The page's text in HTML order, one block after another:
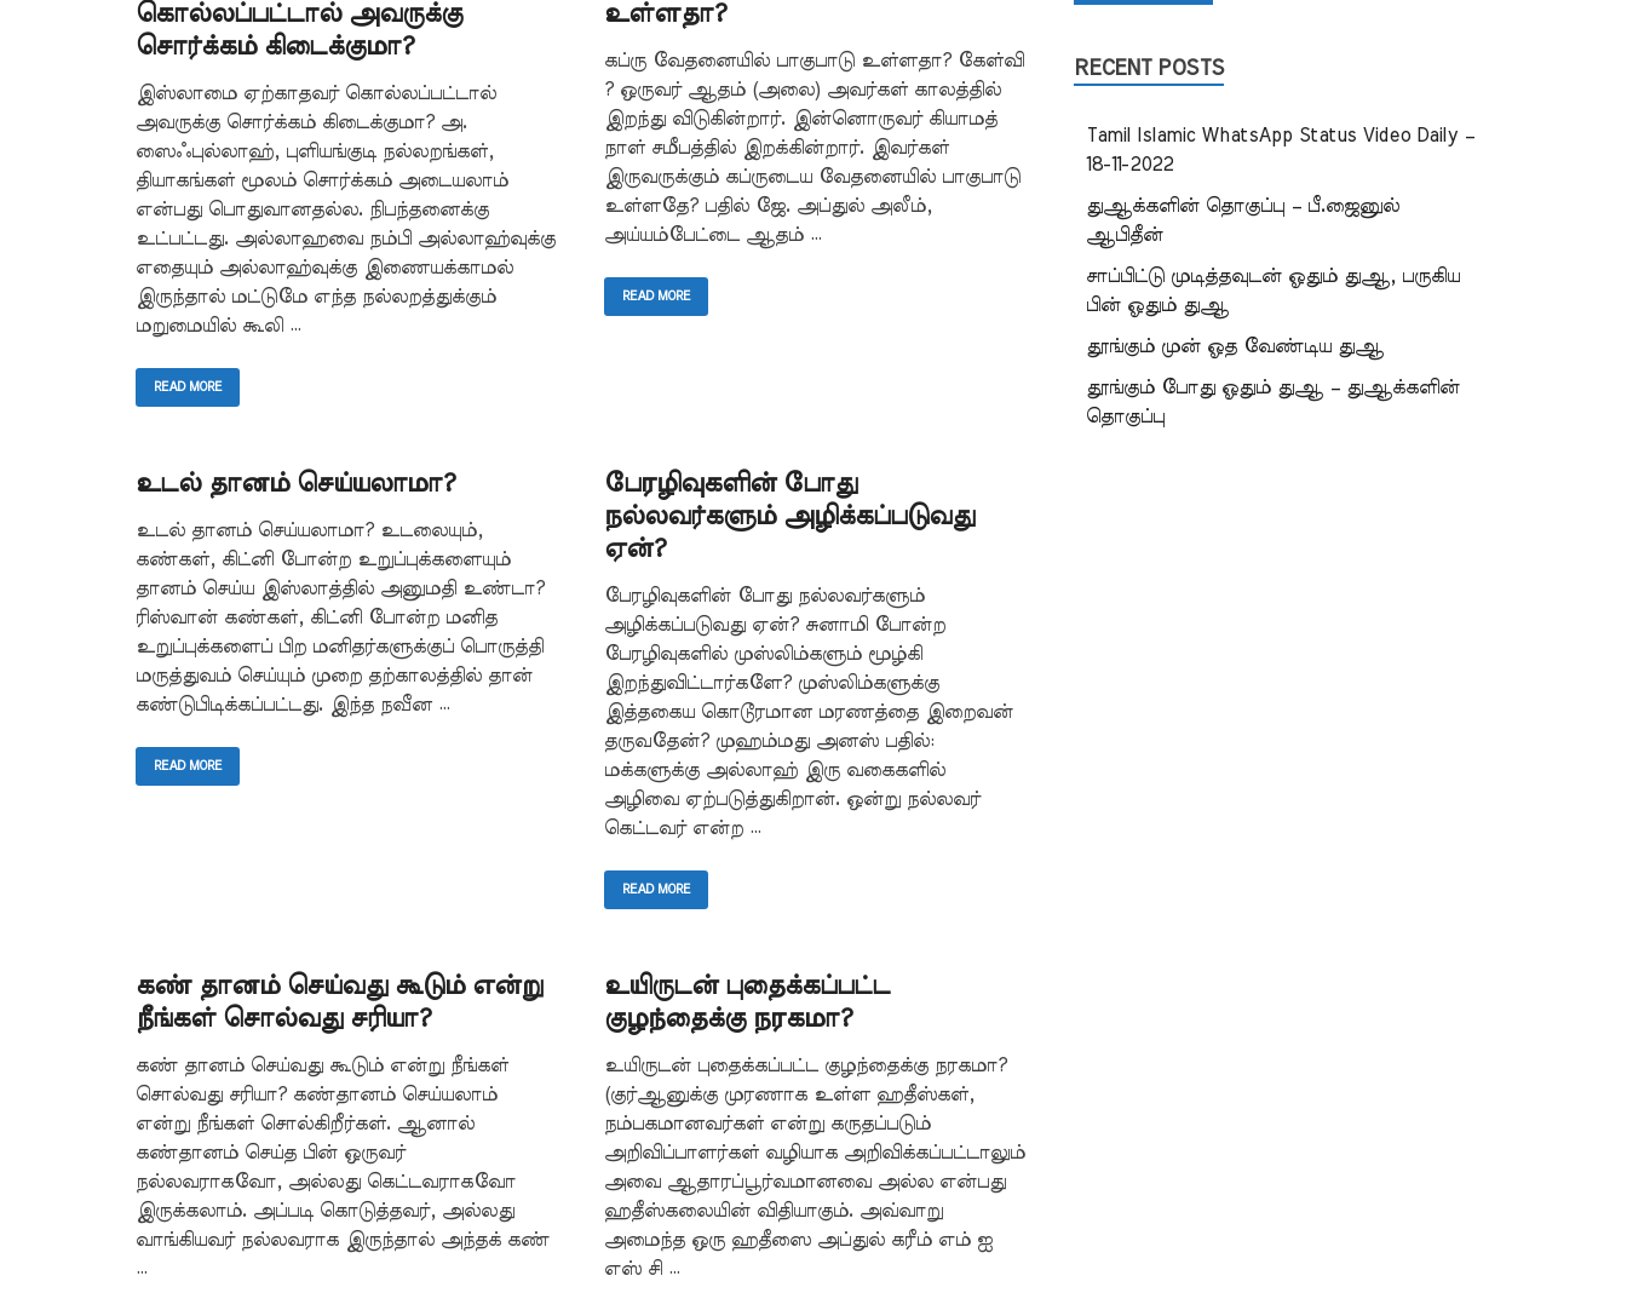
கொல்லப்பட்டால் அவருக்கு
சொர்க்கம் கிடைக்குமா?
இஸ்லாமை ஏற்காதவர் கொல்லப்பட்டால்
அவருக்கு சொர்க்கம் கிடைக்குமா? அ.
ஸைஃபுல்லாஹ், புளியங்குடி நல்லறங்கள்,
தியாகங்கள் மூலம் சொர்க்கம் அடையலாம்
என்பது பொதுவானதல்ல. நிபந்தனைக்கு
உட்பட்டது. அல்லாஹவை நம்பி அல்லாஹ்வுக்கு
எதையும் அல்லாஹ்வுக்கு இணையக்காமல்
இருந்தால் மட்டுமே எந்த நல்லறத்துக்கும்
மறுமையில் கூலி …
READ MORE
உள்ளதா?
கப்ரு வேதனையில் பாகுபாடு உள்ளதா? கேள்வி
? ஒருவர் ஆதம் (அலை) அவர்கள் காலத்தில்
இறந்து விடுகின்றார். இன்னொருவர் கியாமத்
நாள் சமீபத்தில் இறக்கின்றார். இவர்கள்
இருவருக்கும் கப்ருடைய வேதனையில் பாகுபாடு
உள்ளதே? பதில் ஜே. அப்துல் அலீம்,
அய்யம்பேட்டை ஆதம் …
READ MORE
உடல் தானம் செய்யலாமா?
உடல் தானம் செய்யலாமா? உடலையும்,
கண்கள், கிட்னி போன்ற உறுப்புக்களையும்
தானம் செய்ய இஸ்லாத்தில் அனுமதி உண்டா?
ரிஸ்வான் கண்கள், கிட்னி போன்ற மனித
உறுப்புக்களைப் பிற மனிதர்களுக்குப் பொருத்தி
மருத்துவம் செய்யும் முறை தற்காலத்தில் தான்
கண்டுபிடிக்கப்பட்டது. இந்த நவீன …
READ MORE
பேரழிவுகளின் போது
நல்லவர்களும் அழிக்கப்படுவது
ஏன்?
பேரழிவுகளின் போது நல்லவர்களும்
அழிக்கப்படுவது ஏன்? சுனாமி போன்ற
பேரழிவுகளில் முஸ்லிம்களும் மூழ்கி
இறந்துவிட்டார்களே? முஸ்லிம்களுக்கு
இத்தகைய கொடூரமான மரணத்தை இறைவன்
தருவதேன்? முஹம்மது அனஸ் பதில்:
மக்களுக்கு அல்லாஹ் இரு வகைகளில்
அழிவை ஏற்படுத்துகிறான். ஒன்று நல்லவர்
கெட்டவர் என்ற …
READ MORE
கண் தானம் செய்வது கூடும் என்று
நீங்கள் சொல்வது சரியா?
கண் தானம் செய்வது கூடும் என்று நீங்கள்
சொல்வது சரியா? கண்தானம் செய்யலாம்
என்று நீங்கள் சொல்கிறீர்கள். ஆனால்
கண்தானம் செய்த பின் ஒருவர்
நல்லவராகவோ, அல்லது கெட்டவராகவோ
இருக்கலாம். அப்படி கொடுத்தவர், அல்லது
வாங்கியவர் நல்லவராக இருந்தால் அந்தக் கண்
…
உயிருடன் புதைக்கப்பட்ட
குழந்தைக்கு நரகமா?
உயிருடன் புதைக்கப்பட்ட குழந்தைக்கு நரகமா?
(குர்ஆனுக்கு முரணாக உள்ள ஹதீஸ்கள்,
நம்பகமானவர்கள் என்று கருதப்படும்
அறிவிப்பாளர்கள் வழியாக அறிவிக்கப்பட்டாலும்
அவை ஆதாரப்பூர்வமானவை அல்ல என்பது
ஹதீஸ்கலையின் விதியாகும். அவ்வாறு
அமைந்த ஒரு ஹதீஸை அப்துல் கரீம் எம் ஐ
எஸ் சி …
RECENT POSTS
Tamil Islamic WhatsApp Status Video Daily –
18-11-2022
துஆக்களின் தொகுப்பு – பீ.ஜைனுல்
ஆபிதீன்
சாப்பிட்டு முடித்தவுடன் ஓதும் துஆ, பருகிய
பின் ஓதும் துஆ
தூங்கும் முன் ஓத வேண்டிய துஆ
தூங்கும் போது ஓதும் துஆ – துஆக்களின்
தொகுப்பு